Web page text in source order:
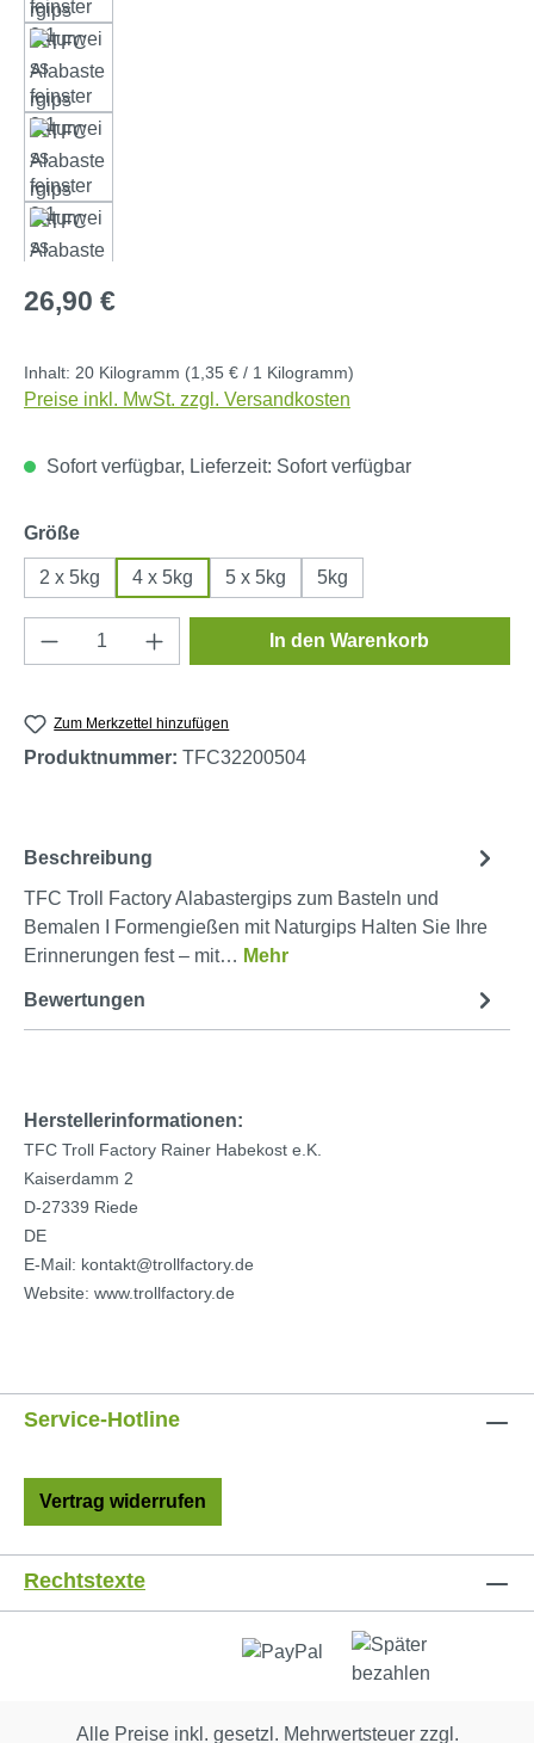
Regulärer Preis:
26,90 €
Inhalt: 20 Kilogramm (1,35 € / 1 Kilogramm)
Preise inkl. MwSt. zzgl. Versandkosten
Sofort verfügbar, Lieferzeit: Sofort verfügbar
Größeauswählen
2 x 5kg 4 x 5kg 5 x 5kg 5kg
Produkt Anzahl: Gib den gewünschten
In den Warenkorb
Zum Merkzettel hinzufügen
Produktnummer: TFC32200504
Beschreibung
TFC Troll Factory Alabastergips zum Basteln und
Bemalen I Formengießen mit Naturgips Halten Sie Ihre
Erinnerungen fest – mit… Mehr
Bewertungen
Herstellerinformationen:
TFC Troll Factory Rainer Habekost e.K.
Kaiserdamm 2
D-27339 Riede
DE
E-Mail: kontakt@trollfactory.de
Website: www.trollfactory.de
Service-Hotline
Vertrag widerrufen
Rechtstexte
Alle Preise inkl. gesetzl. Mehrwertsteuer zzgl.